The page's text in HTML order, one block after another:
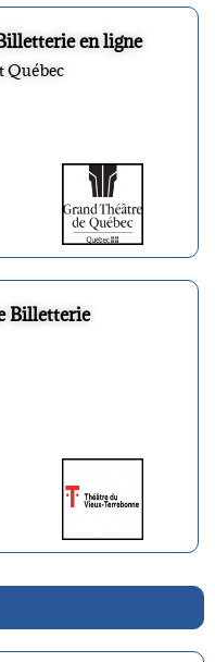
en ligne
Québec
Billetterie